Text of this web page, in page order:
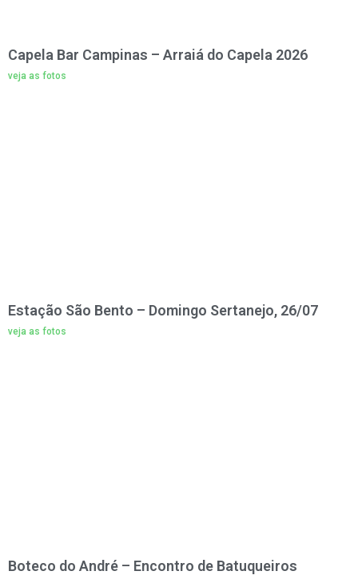
Capela Bar Campinas – Arraiá do Capela 2026
veja as fotos
Estação São Bento – Domingo Sertanejo, 26/07
veja as fotos
Boteco do André – Encontro de Batuqueiros